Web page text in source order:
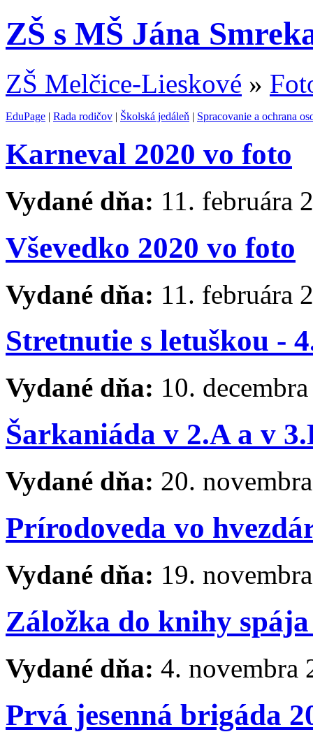
ZŠ s MŠ Jána
ZŠ Melčice-Lieskové »
EduPage | Rada rodičov | Školská jedáleň | Spracovanie a ochrana
Karneval 2020 vo foto
Vydané dňa: 11. februára
Vševedko 2020 vo foto
Vydané dňa: 11. februára
Stretnutie s letuškou -
Vydané dňa: 10.
Šarkaniáda v 2.A a v
Vydané dňa: 20.
Prírodoveda vo
Vydané dňa: 19.
Záložka do knihy
Vydané dňa: 4. novembra
Prvá jesenná brigáda